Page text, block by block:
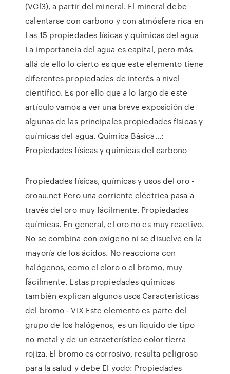
(VCl3), a partir del mineral. El mineral debe
calentarse con carbono y con atmósfera rica en
Las 15 propiedades físicas y químicas del agua
La importancia del agua es capital, pero más
allá de ello lo cierto es que este elemento tiene
diferentes propiedades de interés a nivel
científico. Es por ello que a lo largo de este
artículo vamos a ver una breve exposición de
algunas de las principales propiedades físicas y
químicas del agua. Química Básica...:
Propiedades físicas y químicas del carbono
Propiedades físicas, químicas y usos del oro -
oroau.net Pero una corriente eléctrica pasa a
través del oro muy fácilmente. Propiedades
químicas. En general, el oro no es muy reactivo.
No se combina con oxígeno ni se disuelve en la
mayoría de los ácidos. No reacciona con
halógenos, como el cloro o el bromo, muy
fácilmente. Estas propiedades químicas
también explican algunos usos Características
del bromo - VIX Este elemento es parte del
grupo de los halógenos, es un líquido de tipo
no metal y de un característico color tierra
rojiza. El bromo es corrosivo, resulta peligroso
para la salud y debe El yodo: Propiedades